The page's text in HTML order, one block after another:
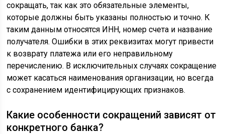
сокращать, так как это обязательные элементы,
которые должны быть указаны полностью и точно. К
таким данным относятся ИНН, номер счета и название
получателя. Ошибки в этих реквизитах могут привести
к возврату платежа или его неправильному
перечислению. В исключительных случаях сокращение
может касаться наименования организации, но всегда
с сохранением идентифицирующих признаков.
Какие особенности сокращений зависят от
конкретного банка?